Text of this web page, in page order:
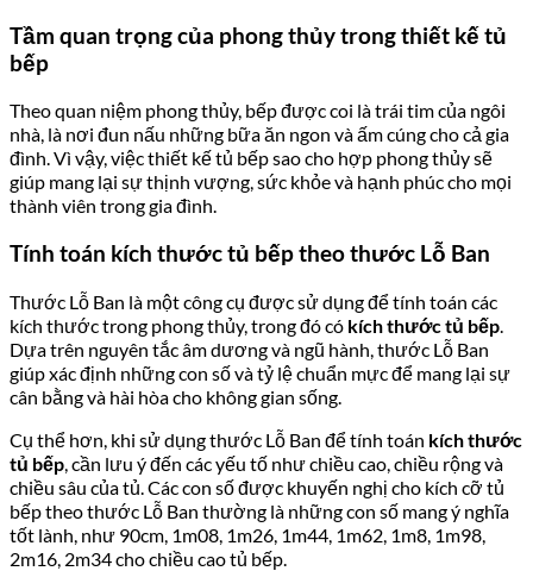
Tầm quan trọng của phong thủy trong thiết kế tủ
bếp
Theo quan niệm phong thủy, bếp được coi là trái tim của ngôi
nhà, là nơi đun nấu những bữa ăn ngon và ấm cúng cho cả gia
đình. Vì vậy, việc thiết kế tủ bếp sao cho hợp phong thủy sẽ
giúp mang lại sự thịnh vượng, sức khỏe và hạnh phúc cho mọi
thành viên trong gia đình.
Tính toán kích thước tủ bếp theo thước Lỗ Ban
Thước Lỗ Ban là một công cụ được sử dụng để tính toán các
kích thước trong phong thủy, trong đó có kích thước tủ bếp
Dựa trên nguyên tắc âm dương và ngũ hành, thước Lỗ Ban
giúp xác định những con số và tỷ lệ chuẩn mực để mang lại sự
cân bằng và hài hòa cho không gian sống.
Cụ thể hơn, khi sử dụng thước Lỗ Ban để tính toán kích thước
tủ bếp , cần lưu ý đến các yếu tố như chiều cao, chiều rộng và
chiều sâu của tủ. Các con số được khuyến nghị cho kích cỡ tủ
bếp theo thước Lỗ Ban thường là những con số mang ý nghĩa
tốt lành, như 90cm, 1m08, 1m26, 1m44, 1m62, 1m8, 1m98,
2m16, 2m34 cho chiều cao tủ bếp.